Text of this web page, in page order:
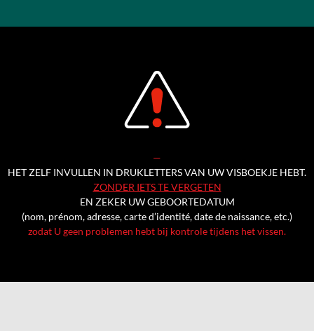
—
HET ZELF INVULLEN IN DRUKLETTERS VAN UW VISBOEKJE HEBT.
ZONDER IETS TE VERGETEN
EN ZEKER UW GEBOORTEDATUM
(nom, prénom, adresse, carte d’identité, date de naissance, etc.)
zodat U geen problemen hebt bij kontrole tijdens het vissen.